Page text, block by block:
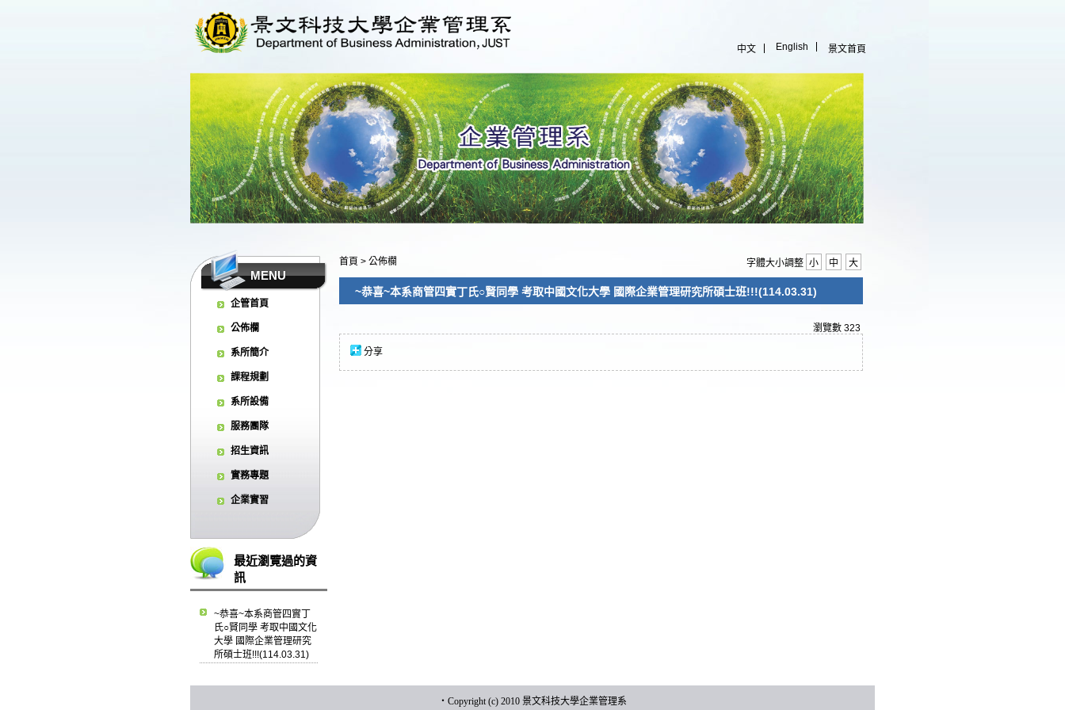
中文 English 景文首頁
MENU
企管首頁
公佈欄
系所簡介
課程規劃
系所設備
服務團隊
招生資訊
實務專題
企業實習
最近瀏覽過的資
訊
~恭喜~本系商管四實丁
氏○賢同學 考取中國文化
大學 國際企業管理研究
所碩士班!!!(114.03.31)
首頁 > 公佈欄 字體大小調整 小 中 大
~恭喜~本系商管四實丁氏○賢同學 考取中國文化大學 國際企業管理研究所碩士班!!!(114.03.31)
瀏覽數 323
分享
‧ Copyright (c) 2010 景文科技大學企業管理系